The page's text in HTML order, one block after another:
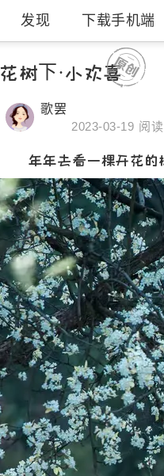
发现 下载手机端
花树下·小欢喜
歌罢
2023-03-19 阅
年年去看一棵开花的树